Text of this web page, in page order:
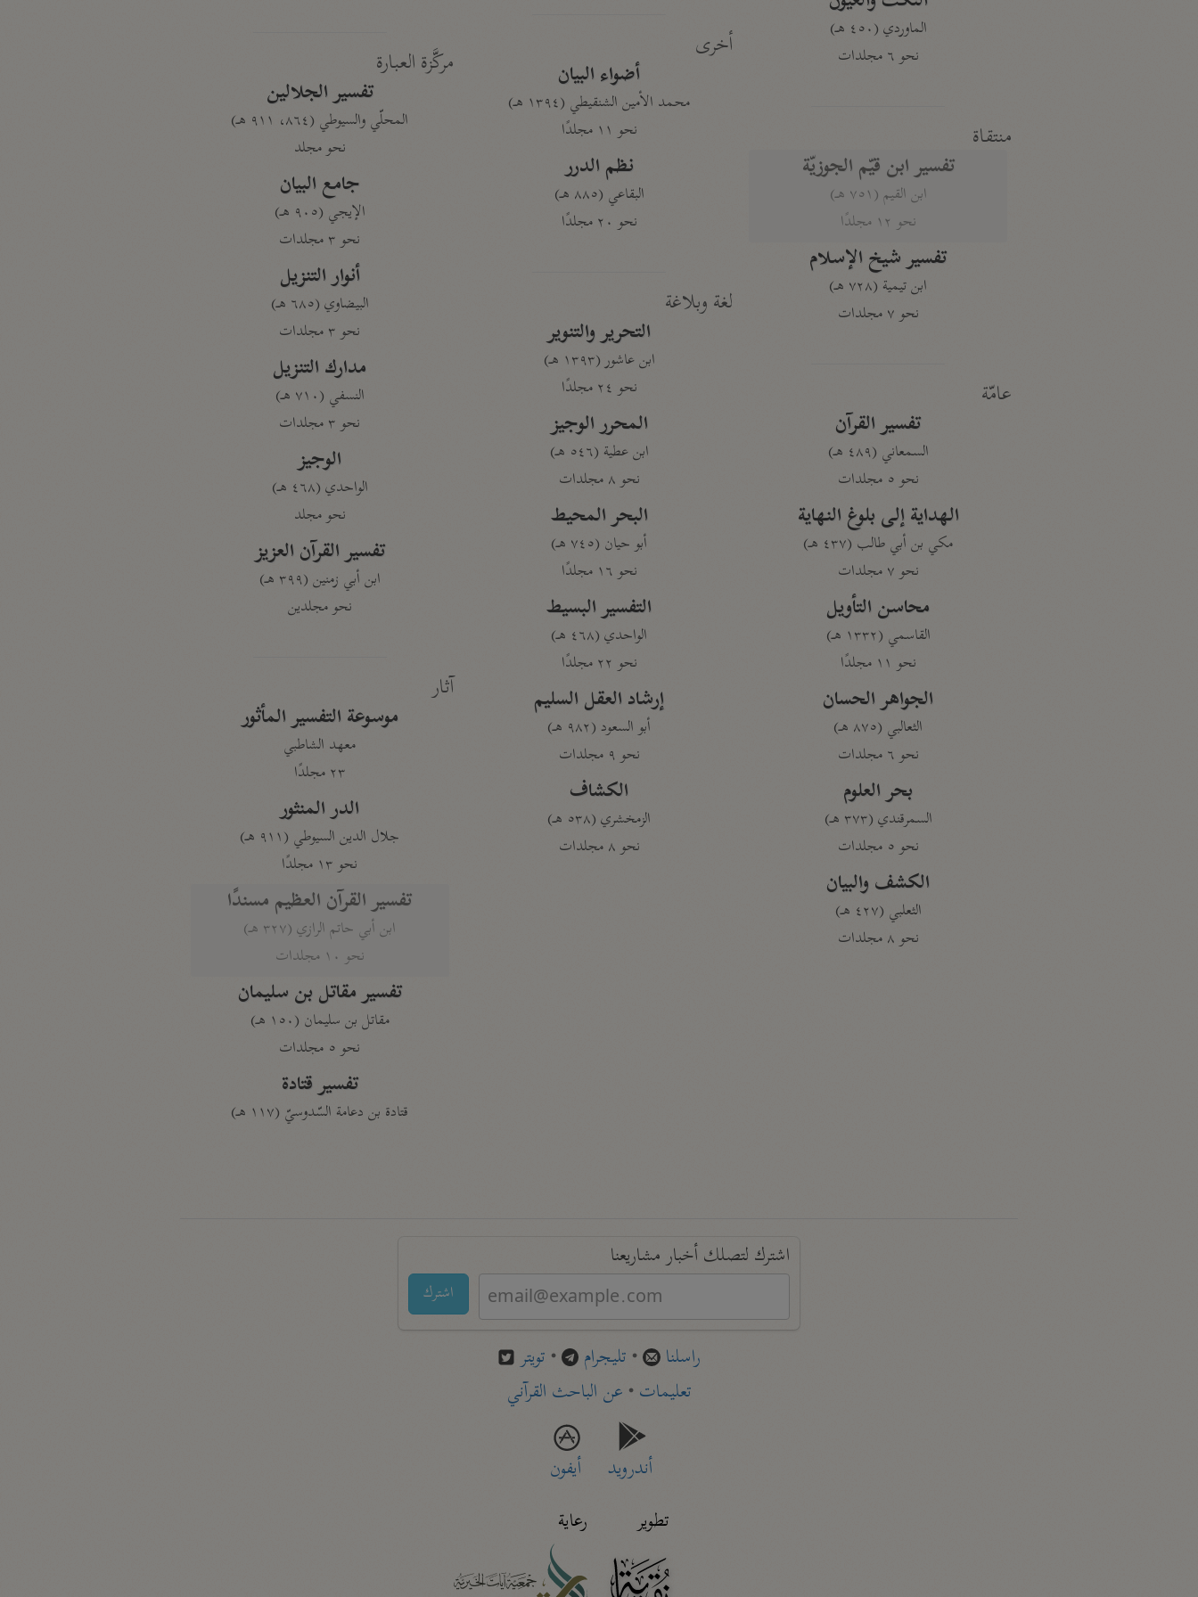
الماوردي (٤٥٠ هـ)
نحو ٦ مجلدات
منتقاة
تفسير ابن قيّم الجوزيّة
ابن القيم (٧٥١ هـ)
نحو ١٢ مجلدًا
تفسير شيخ الإسلام
ابن تيمية (٧٢٨ هـ)
نحو ٧ مجلدات
عامّة
تفسير القرآن
السمعاني (٤٨٩ هـ)
نحو ٥ مجلدات
الهداية إلى بلوغ النهاية
مكي بن أبي طالب (٤٣٧ هـ)
نحو ٧ مجلدات
محاسن التأويل
القاسمي (١٣٣٢ هـ)
نحو ١١ مجلدًا
الجواهر الحسان
الثعالبي (٨٧٥ هـ)
نحو ٦ مجلدات
بحر العلوم
السمرقندي (٣٧٣ هـ)
نحو ٥ مجلدات
الكشف والبيان
الثعلبي (٤٢٧ هـ)
نحو ٨ مجلدات
أخرى
أضواء البيان
محمد الأمين الشنقيطي (١٣٩٤ هـ)
نحو ١١ مجلدًا
نظم الدرر
البقاعي (٨٨٥ هـ)
نحو ٢٠ مجلدًا
لغة وبلاغة
التحرير والتنوير
ابن عاشور (١٣٩٣ هـ)
نحو ٢٤ مجلدًا
المحرر الوجيز
ابن عطية (٥٤٦ هـ)
نحو ٨ مجلدات
البحر المحيط
أبو حيان (٧٤٥ هـ)
نحو ١٦ مجلدًا
التفسير البسيط
الواحدي (٤٦٨ هـ)
نحو ٢٢ مجلدًا
إرشاد العقل السليم
أبو السعود (٩٨٢ هـ)
نحو ٩ مجلدات
الكشاف
الزمخشري (٥٣٨ هـ)
نحو ٨ مجلدات
مركَّزة العبارة
تفسير الجلالين
المحلّي والسيوطي (٨٦٤، ٩١١ هـ)
نحو مجلد
جامع البيان
الإيجي (٩٠٥ هـ)
نحو ٣ مجلدات
أنوار التنزيل
البيضاوي (٦٨٥ هـ)
نحو ٣ مجلدات
مدارك التنزيل
النسفي (٧١٠ هـ)
نحو ٣ مجلدات
الوجيز
الواحدي (٤٦٨ هـ)
نحو مجلد
تفسير القرآن العزيز
ابن أبي زمنين (٣٩٩ هـ)
نحو مجلدين
آثار
موسوعة التفسير المأثور
معهد الشاطبي
٢٣ مجلدًا
الدر المنثور
جلال الدين السيوطي (٩١١ هـ)
نحو ١٣ مجلدًا
تفسير القرآن العظيم مسندًا
ابن أبي حاتم الرازي (٣٢٧ هـ)
نحو ١٠ مجلدات
تفسير مقاتل بن سليمان
مقاتل بن سليمان (١٥٠ هـ)
نحو ٥ مجلدات
تفسير قتادة
قتادة بن دعامة السّدوسيّ (١١٧ هـ)
اشترك لتصلك أخبار مشاريعنا
اشترك
راسلنا • تليجرام • تويتر
تعليمات• عن الباحث القرآني
أندرويد
أيفون
تطوير
رعاية